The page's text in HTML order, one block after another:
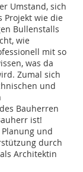
Umstand, sich
Projekt wie die
Bullenstalls
wie
mit so
was da
Zumal sich
und
Bauherren
ist!
und
durch
Architektin